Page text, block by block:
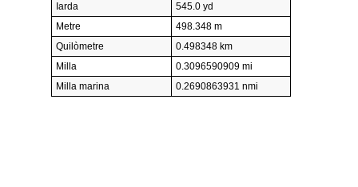
Iarda
545.0 yd
Metre
498.348 m
Quilòmetre
0.498348 km
Milla
0.3096590909 mi
Milla marina
0.2690863931 nmi